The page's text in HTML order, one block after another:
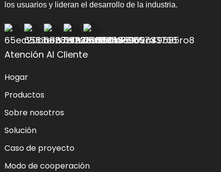
los usuarios y lideran el desarrollo de la industria.
Atención Al Cliente
Hogar
Productos
Sobre nosotros
Solución
Caso de proyecto
Modo de cooperación